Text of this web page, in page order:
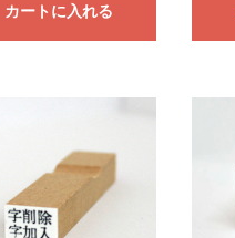
カートに入れる